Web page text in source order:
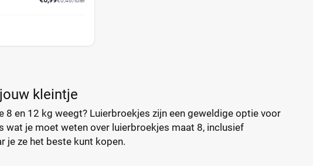
kleintje
en 12 kg weegt? Luierbroekjes zijn een geweldige optie voor
wat je moet weten over luierbroekjes maat 8, inclusief
je ze het beste kunt kopen.